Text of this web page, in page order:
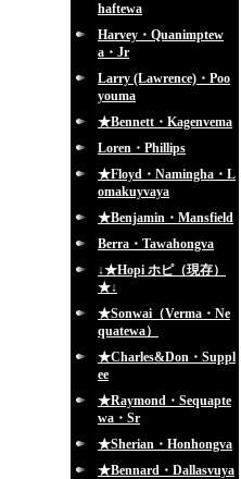
haftewa
Harvey・Quanimptew
a・Jr
Larry (Lawrence)・Poo
youma
★Bennett・Kagenvema
Loren・Phillips
★Floyd・Namingha・L
omakuyvaya
★Benjamin・Mansfield
Berra・Tawahongva
↓★Hopi ホピ（現存）
★↓
★Sonwai（Verma・Ne
quatewa）
★Charles&Don・Suppl
ee
★Raymond・Sequapte
wa・Sr
★Sherian・Honhongva
★Bennard・Dallasvuya